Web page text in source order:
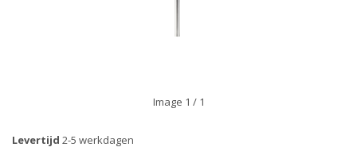
Image 1 / 1
Levertijd 2-5 werkdagen